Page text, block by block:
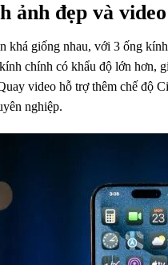
ảnh đẹp và
khá giống nhau, với 3 ống
chính có khẩu độ lớn hơn,
video hỗ trợ thêm chế độ
nghiệp.